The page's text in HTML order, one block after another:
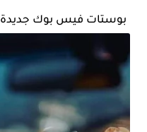
بوستات فيس بوك جديدة 2026 اجمل البوستات مصورة